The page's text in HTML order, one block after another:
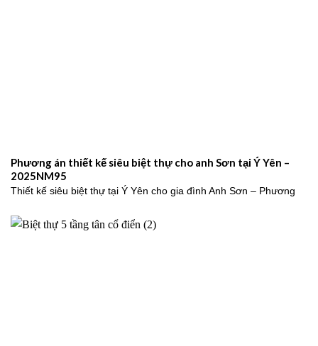
Phương án thiết kế siêu biệt thự cho anh Sơn tại Ý Yên –
2025NM95
Thiết kế siêu biệt thự tại Ý Yên cho gia đình Anh Sơn – Phương